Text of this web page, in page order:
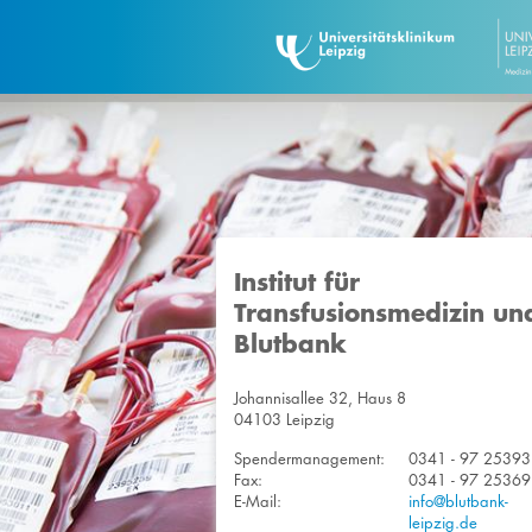
Institut für
Transfusionsmedizin
Blutbank
Johannisallee 32, Haus 8
04103 Leipzig
Spendermanagement:
0341 - 97 25393
Fax:
0341 - 97 25369
E-Mail:
info@blutbank-
leipzig.de